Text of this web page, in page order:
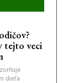
tejto veci
dieťa